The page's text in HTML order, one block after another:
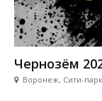
Чернозём
Воронеж, Сити-